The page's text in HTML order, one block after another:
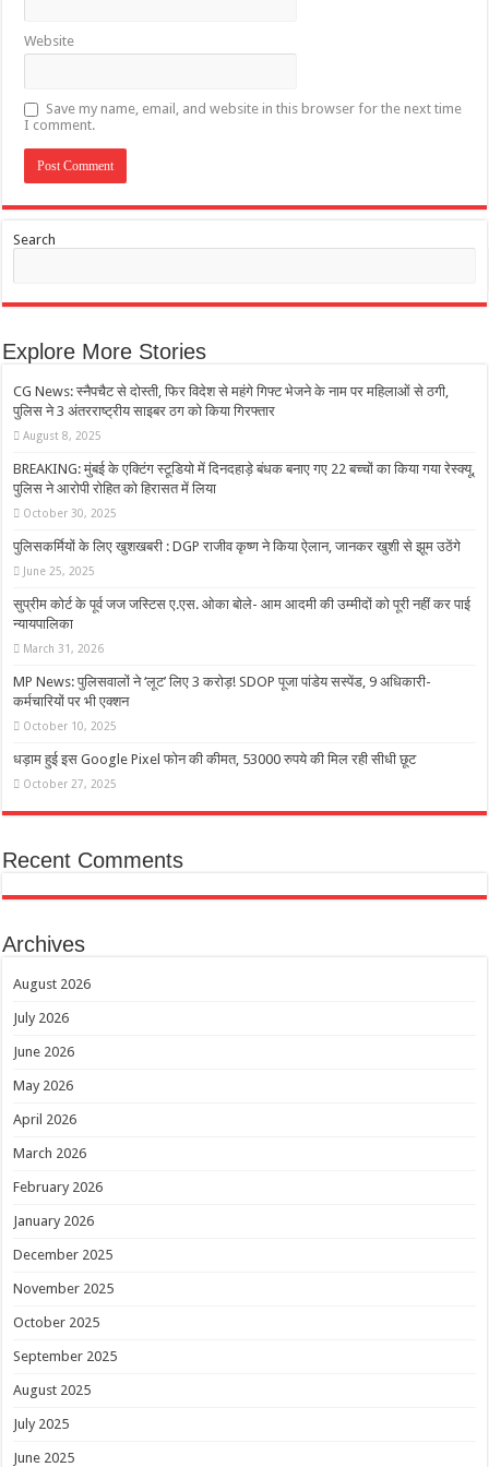
Website
Save my name, email, and website in this browser for the next time
I comment.
Search
Explore More Stories
CG News: स्नैपचैट से दोस्ती, फिर विदेश से महंगे गिफ्ट भेजने के नाम पर महिलाओं से ठगी,
पुलिस ने 3 अंतरराष्ट्रीय साइबर ठग को किया गिरफ्तार
August 8, 2025
BREAKING: मुंबई के एक्टिंग स्टूडियो में दिनदहाड़े बंधक बनाए गए 22 बच्चों का किया गया रेस्क्यू,
पुलिस ने आरोपी रोहित को हिरासत में लिया
October 30, 2025
पुलिसकर्मियों के लिए खुशखबरी : DGP राजीव कृष्ण ने किया ऐलान, जानकर खुशी से झूम उठेंगे
June 25, 2025
सुप्रीम कोर्ट के पूर्व जज जस्टिस ए.एस. ओका बोले- आम आदमी की उम्मीदों को पूरी नहीं कर पाई
न्यायपालिका
March 31, 2026
MP News: पुलिसवालों ने ‘लूट’ लिए 3 करोड़! SDOP पूजा पांडेय सस्पेंड, 9 अधिकारी-
कर्मचारियों पर भी एक्शन
October 10, 2025
धड़ाम हुई इस Google Pixel फोन की कीमत, 53000 रुपये की मिल रही सीधी छूट
October 27, 2025
Recent Comments
Archives
August 2026
July 2026
June 2026
May 2026
April 2026
March 2026
February 2026
January 2026
December 2025
November 2025
October 2025
September 2025
August 2025
July 2025
June 2025